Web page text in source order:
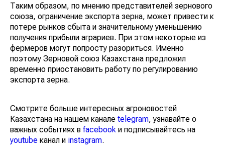
Таким образом, по мнению представителей зернового
союза, ограничение экспорта зерна, может привести к
потере рынков сбыта и значительному уменьшению
получения прибыли аграриев. При этом некоторые из
фермеров могут попросту разориться. Именно
поэтому Зерновой союз Казахстана предложил
временно приостановить работу по регулированию
экспорта зерна.
Смотрите больше интересных агроновостей
Казахстана на нашем канале telegram, узнавайте о
важных событиях в facebook и подписывайтесь на
youtube канал и instagram.